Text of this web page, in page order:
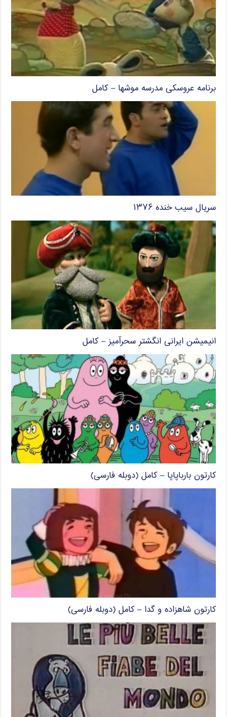
برنامه عروسکی مدرسه موشها – کامل
سریال سیب خنده ۱۳۷۶
انیمیشن ایرانی انگشتر سحرآمیز – کامل
کارتون بارباپاپا – کامل (دوبله فارسی)
کارتون شاهزاده و گدا – کامل (دوبله فارسی)